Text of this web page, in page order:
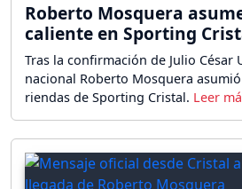
Roberto Mosquera
caliente en Sporting
Tras la confirmación de Julio César
nacional Roberto Mosquera
riendas de Sporting Cristal.